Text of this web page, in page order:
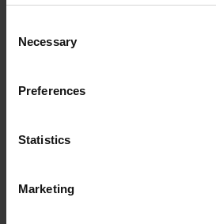
Selection
Necessary
Preferences
Statistics
Marketing